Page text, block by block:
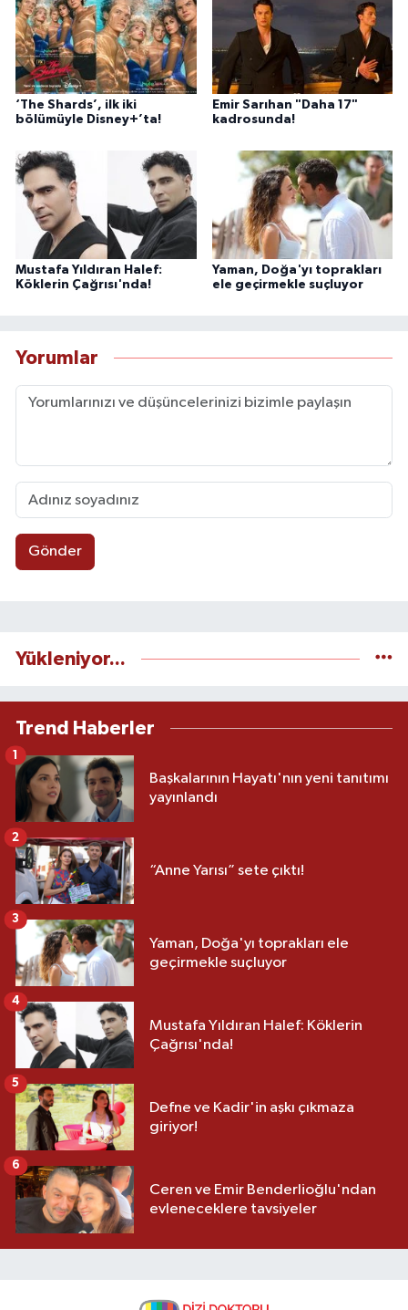
‘The Shards’, ilk iki
bölümüyle Disney+’ta!
Emir Sarıhan "Daha 17"
kadrosunda!
Mustafa Yıldıran Halef:
Köklerin Çağrısı'nda!
Yaman, Doğa'yı toprakları
ele geçirmekle suçluyor
Yorumlar
Gönder
Yükleniyor...
Trend Haberler
Başkalarının Hayatı'nın yeni tanıtımı
yayınlandı
1
“Anne Yarısı” sete çıktı!
2
Yaman, Doğa'yı toprakları ele
geçirmekle suçluyor
3
Mustafa Yıldıran Halef: Köklerin
Çağrısı'nda!
4
Defne ve Kadir'in aşkı çıkmaza
giriyor!
5
Ceren ve Emir Benderlioğlu'ndan
evleneceklere tavsiyeler
6